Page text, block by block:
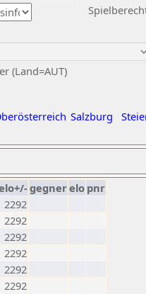
(Land=AUT)
Salzburg
gegnerelo pnr
2292
2292
2292
2292
2292
2292